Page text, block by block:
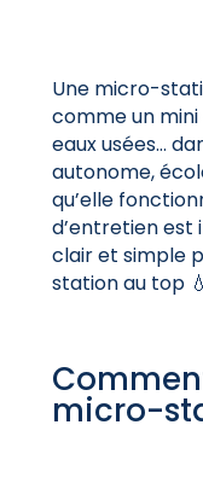
Une micro-
comme un
eaux usées…
autonome,
qu’elle
d’entretien est
clair et simple
station au top
micro-